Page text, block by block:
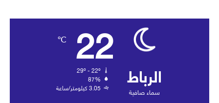
الرباط
سماء صافية
22
℃
87%
3.05 كيلومتر/ساعة